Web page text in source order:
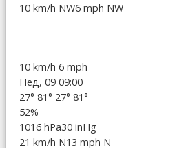
10 km/h NW6 mph NW
10 km/h 6 mph
Нед, 09 09:00
27° 81° 27° 81°
52%
1016 hPa30 inHg
21 km/h N13 mph N